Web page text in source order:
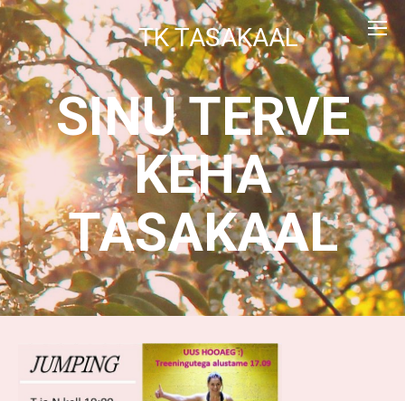
TK TASAKAAL
SINU TERVE
KEHA
TASAKAAL